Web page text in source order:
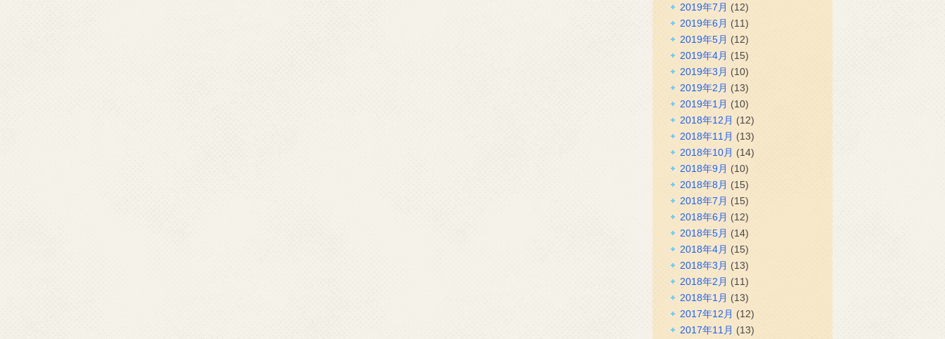
2019年7月 (12)
2019年6月 (11)
2019年5月 (12)
2019年4月 (15)
2019年3月 (10)
2019年2月 (13)
2019年1月 (10)
2018年12月 (12)
2018年11月 (13)
2018年10月 (14)
2018年9月 (10)
2018年8月 (15)
2018年7月 (15)
2018年6月 (12)
2018年5月 (14)
2018年4月 (15)
2018年3月 (13)
2018年2月 (11)
2018年1月 (13)
2017年12月 (12)
2017年11月 (13)